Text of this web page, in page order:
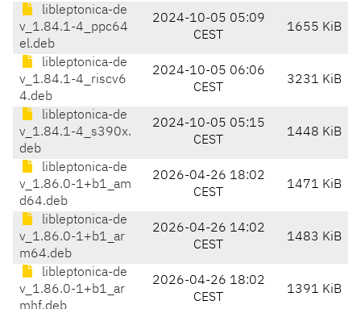
libleptonica-de
v_1.84.1-4_ppc64
el.deb
2024-10-05 05:09
CEST
1655 KiB
libleptonica-de
v_1.84.1-4_riscv6
4.deb
2024-10-05 06:06
CEST
3231 KiB
libleptonica-de
v_1.84.1-4_s390x.
deb
2024-10-05 05:15
CEST
1448 KiB
libleptonica-de
v_1.86.0-1+b1_am
d64.deb
2026-04-26 18:02
CEST
1471 KiB
libleptonica-de
v_1.86.0-1+b1_ar
m64.deb
2026-04-26 14:02
CEST
1483 KiB
libleptonica-de
v_1.86.0-1+b1_ar
2026-04-26 18:02
CEST
1391 KiB